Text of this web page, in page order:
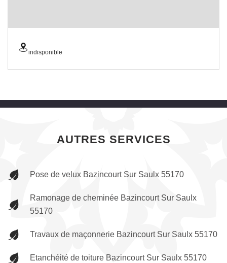
indisponible
AUTRES SERVICES
Pose de velux Bazincourt Sur Saulx 55170
Ramonage de cheminée Bazincourt Sur Saulx
55170
Travaux de maçonnerie Bazincourt Sur Saulx 55170
Etanchéité de toiture Bazincourt Sur Saulx 55170